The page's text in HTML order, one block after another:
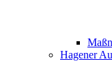
Hagener Au